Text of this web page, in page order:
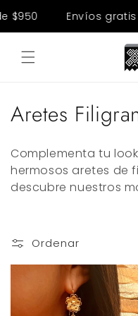
directamenteEnvíos gratis
C
l
e
c
ó
Aretes
Complementa tu
hermosos aretes de
descubre nuestros
Ordenar